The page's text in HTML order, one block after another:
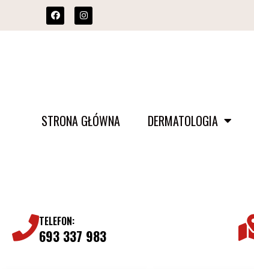
STRONA GŁÓWNA DERMATOLOGIA
TELEFON:
693 337 983